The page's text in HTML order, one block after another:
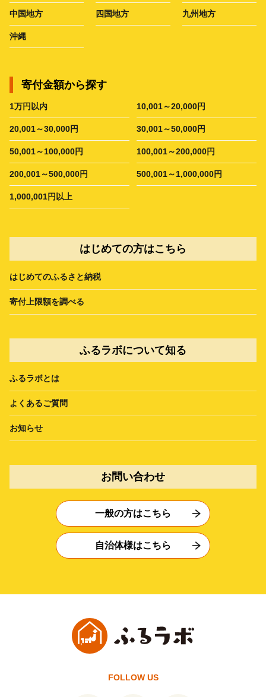
中国地方 四国地方 九州地方
沖縄
寄付金額から探す
1万円以内 10,001～20,000円
20,001～30,000円 30,001～50,000円
50,001～100,000円 100,001～200,000円
200,001～500,000円 500,001～1,000,000円
1,000,001円以上
はじめての方はこちら
はじめてのふるさと納税
寄付上限額を調べる
ふるラボについて知る
ふるラボとは
よくあるご質問
お知らせ
お問い合わせ
一般の方はこちら
自治体様はこちら
FOLLOW US